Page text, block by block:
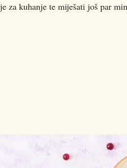
za kuhanje te miješati još par